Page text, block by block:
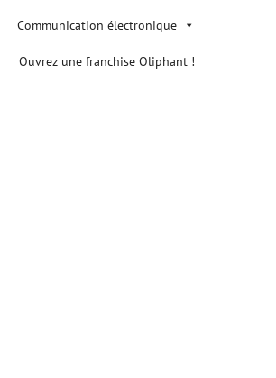
Communication électronique
Ouvrez une franchise Oliphant !